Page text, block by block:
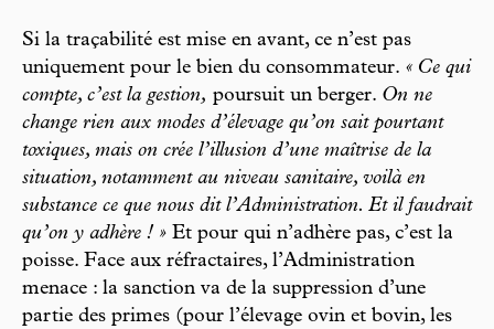
Si la traçabilité est mise en avant, ce n’est pas
uniquement pour le bien du consommateur. « Ce qui
compte, c’est la gestion, poursuit un berger. On ne
change rien aux modes d’élevage qu’on sait pourtant
toxiques, mais on crée l’illusion d’une maîtrise de la
situation, notamment au niveau sanitaire, voilà en
substance ce que nous dit l’Administration. Et il faudrait
qu’on y adhère ! » Et pour qui n’adhère pas, c’est la
poisse. Face aux réfractaires, l’Administration
menace : la sanction va de la suppression d’une
partie des primes (pour l’élevage ovin et bovin, les